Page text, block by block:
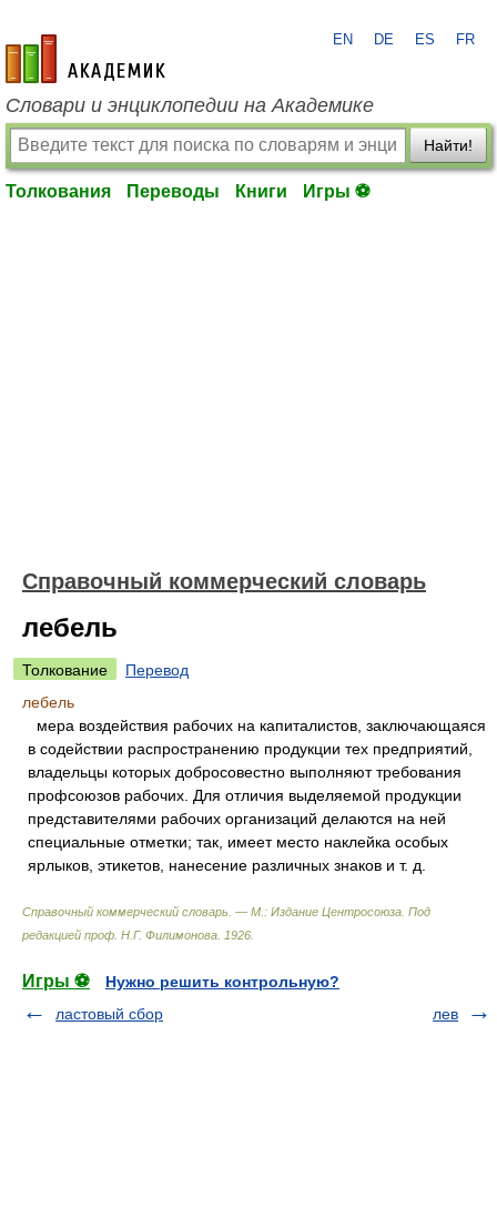
academic.ru
EN DE ES FR
Словари и энциклопедии на Академике
Найти!
Толкования Переводы Книги Игры ⚽
Справочный коммерческий словарь
лебель
Толкование
Перевод
лебель
мера воздействия рабочих на капиталистов, заключающаяся
в содействии распространению продукции тех предприятий,
владельцы которых добросовестно выполняют требования
профсоюзов рабочих. Для отличия выделяемой продукции
представителями рабочих организаций делаются на ней
специальные отметки; так, имеет место наклейка особых
ярлыков, этикетов, нанесение различных знаков и т. д.
Справочный коммерческий словарь. — М.: Издание Центросоюза Под
редакцией проф. Н.Г. Филимонова 1926
Игры ⚽
Нужно решить контрольную?
ластовый сбор
лев